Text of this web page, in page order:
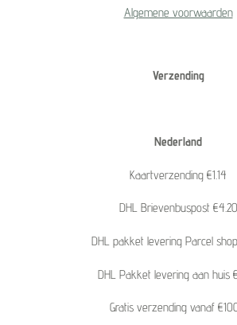
Algemene voorwaarden
Verzending
Nederland
Kaartverzending €1.14
DHL Brievenbuspost €4.20
DHL pakket levering Parcel
DHL Pakket levering aan huis
Gratis verzending vanaf